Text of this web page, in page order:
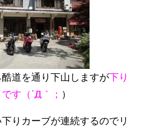
道を通り下山しますが下り
す（´Д｀； ）
りカーブが連続するのでリ